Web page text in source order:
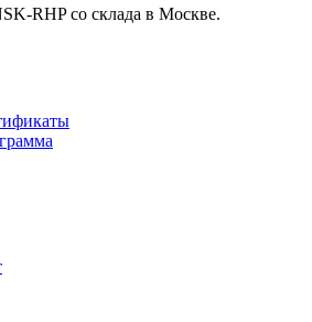
RHP со склада в Москве.